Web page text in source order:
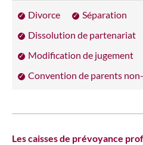
Divorce
Séparation
Dissolution de partenariat
Modification de jugement
Convention de parents
Les caisses de prévoyance